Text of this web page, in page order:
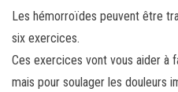
Les hémorroïdes peuvent être
six exercices.
Ces exercices vont vous aider à
mais pour soulager les douleurs